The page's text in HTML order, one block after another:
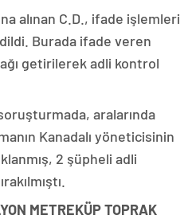
alınan C.D., ifade işlemleri
Burada ifade veren
getirilerek adli kontrol
aralarında
Kanadalı yöneticisinin
2 şüpheli adli
METREKÜP TOPRAK